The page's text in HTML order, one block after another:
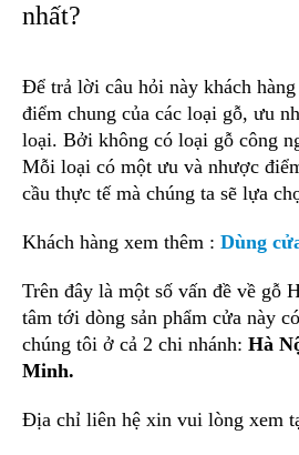
nhất?
Để trả lời câu hỏi này khách
điểm chung của các loại gỗ, ưu
loại. Bởi không có loại gỗ công
Mỗi loại có một ưu và nhược
cầu thực tế mà chúng ta sẽ lựa
Khách hàng xem thêm : Dùng
Trên đây là một số vấn đề về gỗ
tâm tới dòng sản phẩm cửa này
chúng tôi ở cả 2 chi nhánh: Hà
Minh.
Địa chỉ liên hệ xin vui lòng xem